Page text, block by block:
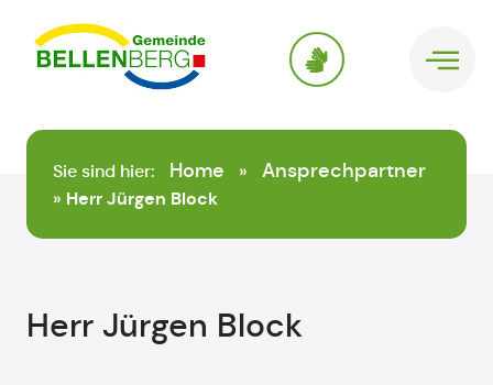
springen
Sie sind hier: Home » Ansprechpartner
» Herr Jürgen Block
Herr Jürgen Block